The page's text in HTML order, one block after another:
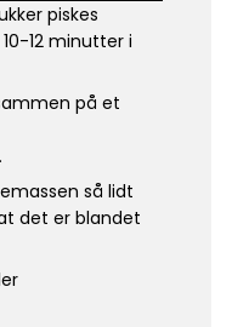
piskes
12 minutter i
på et
så lidt
det er blandet